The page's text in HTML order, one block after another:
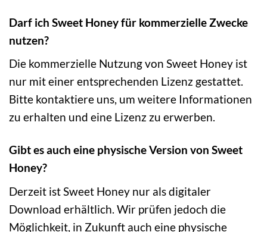
Darf ich Sweet Honey für kommerzielle Zwecke
nutzen?
Die kommerzielle Nutzung von Sweet Honey ist
nur mit einer entsprechenden Lizenz gestattet.
Bitte kontaktiere uns, um weitere Informationen
zu erhalten und eine Lizenz zu erwerben.
Gibt es auch eine physische Version von Sweet
Honey?
Derzeit ist Sweet Honey nur als digitaler
Download erhältlich. Wir prüfen jedoch die
Möglichkeit, in Zukunft auch eine physische